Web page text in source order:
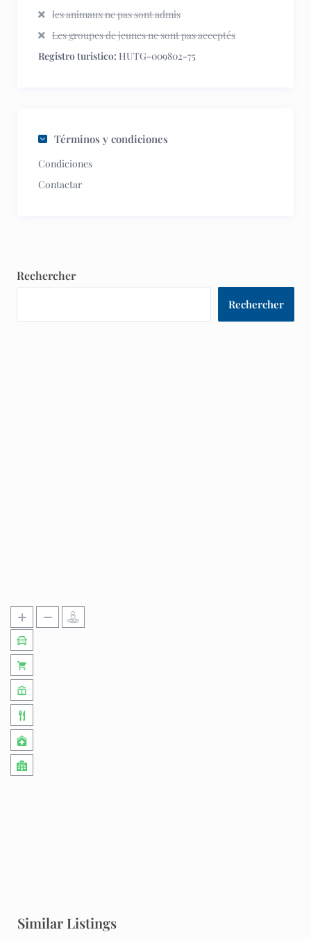
les animaux ne pas sont admis
Les groupes de jeunes ne sont pas acceptés
Registro turistico: HUTG-009802-75
Términos y condiciones
Condiciones
Contactar
Rechercher
Rechercher
Similar Listings